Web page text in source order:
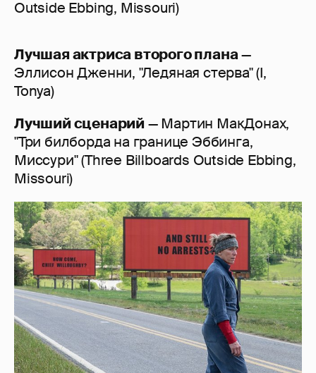
Outside Ebbing, Missouri)
Лучшая актриса второго плана—
Эллисон Дженни, "Ледяная стерва" (I,
Tonya)
Лучший сценарий — Мартин МакДонах,
"Три билборда на границе Эббинга,
Миссури" (Three Billboards Outside Ebbing,
Missouri)